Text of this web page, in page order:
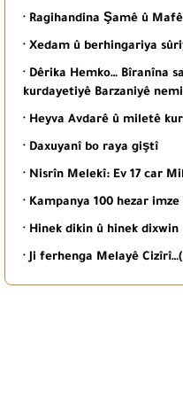
· Ragihandina Şamê û
· Xedam û berhingariya
· Dêrika Hemko… Bîranîna
kurdayetiyê Barzaniyê
· Heyva Avdarê û miletê
· Daxuyanî bo raya giştî
· Nisrîn Melekî: Ev 17 car
· Kampanya 100 hezar
· Hinek dikin û hinek dixwin
· Ji ferhenga Melayê